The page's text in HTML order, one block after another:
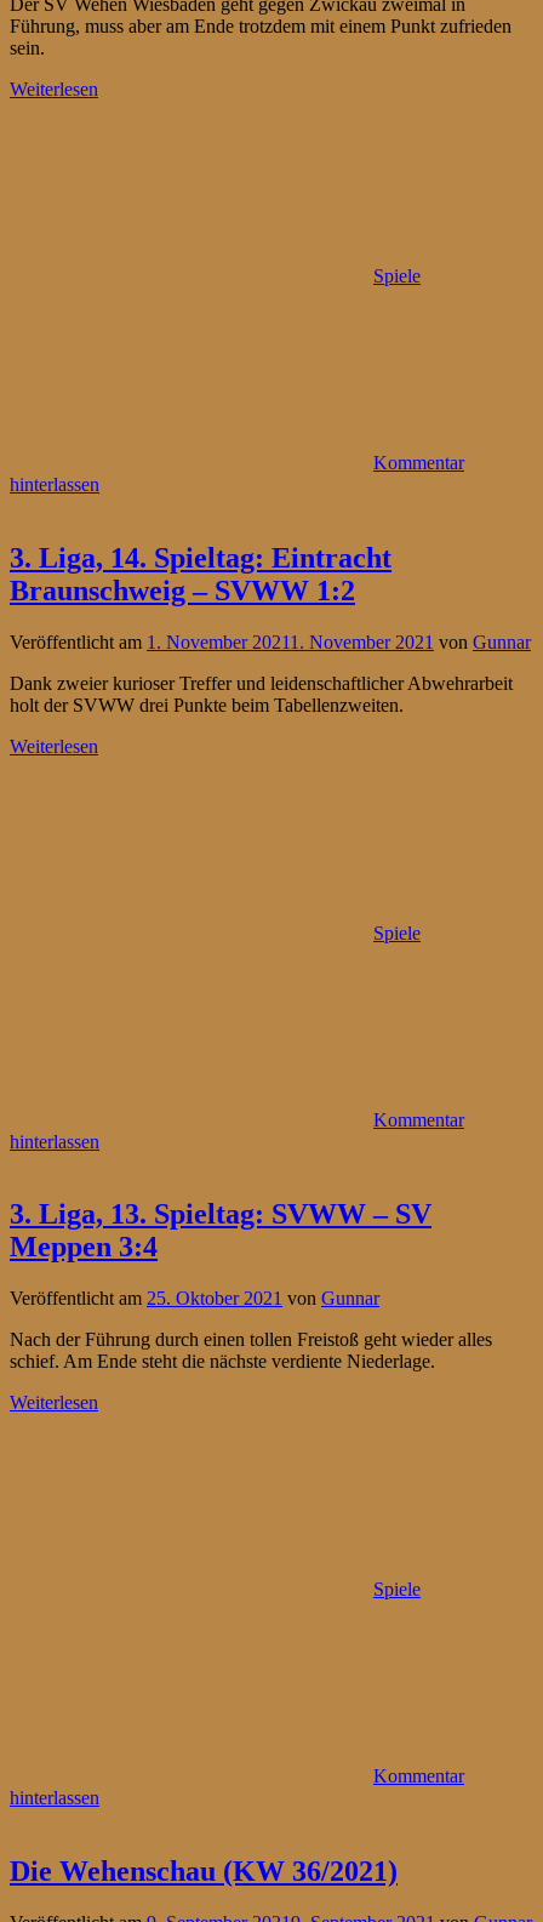
Führung, muss aber am Ende trotzdem mit einem Punkt zufrieden
sein.
Weiterlesen
Spiele
Kommentar
hinterlassen
3. Liga, 14. Spieltag: Eintracht
Braunschweig – SVWW 1:2
Veröffentlicht am 1. November 20211. November 2021 von Gunnar
Dank zweier kurioser Treffer und leidenschaftlicher Abwehrarbeit
holt der SVWW drei Punkte beim Tabellenzweiten.
Weiterlesen
Spiele
Kommentar
hinterlassen
3. Liga, 13. Spieltag: SVWW – SV
Meppen 3:4
Veröffentlicht am 25. Oktober 2021 von Gunnar
Nach der Führung durch einen tollen Freistoß geht wieder alles
schief. Am Ende steht die nächste verdiente Niederlage.
Weiterlesen
Spiele
Kommentar
hinterlassen
Die Wehenschau (KW 36/2021)